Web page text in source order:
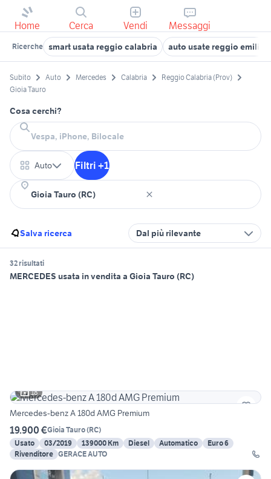
Home Cerca Vendi Messaggi
Ricerche smart usata reggio calabria auto usate reggio emilia
Subito Auto Mercedes Calabria
Reggio Calabria (Prov)
Gioia Tauro
Cosa cerchi?
Auto Filtri +1
Salva ricerca Dal più rilevante
32 risultati
MERCEDES usata in vendita a Gioia Tauro (RC)
18
Mercedes-benz A 180d AMG Premium
19.900 €Gioia Tauro(RC)
Usato
03/2019 139000 Km Diesel Automatico
Euro 6
Rivenditore GERACE AUTO